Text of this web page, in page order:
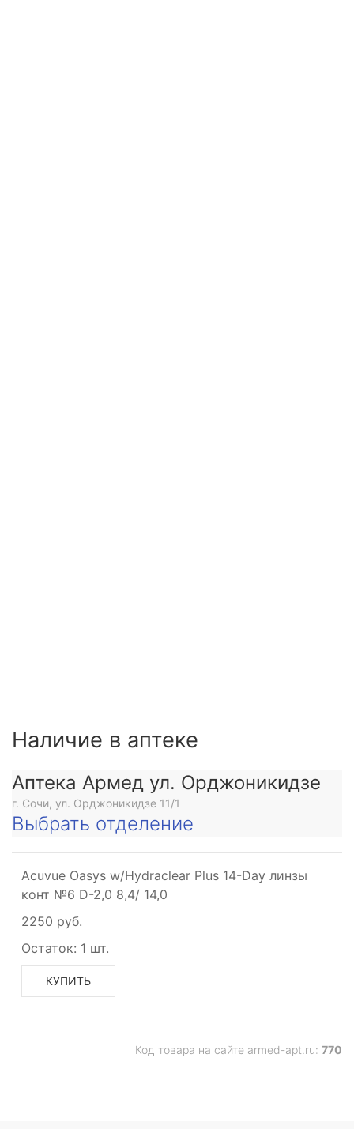
Наличие в аптеке
Аптека Армед ул. Орджоникидзе
г. Сочи, ул. Орджоникидзе 11/1
Выбрать отделение
Acuvue Oasys w/Hydraclear Plus 14-Day линзы
конт №6 D-2,0 8,4/ 14,0
2250 руб.
Остаток: 1 шт.
КУПИТЬ
Код товара на сайте armed-apt.ru: 770